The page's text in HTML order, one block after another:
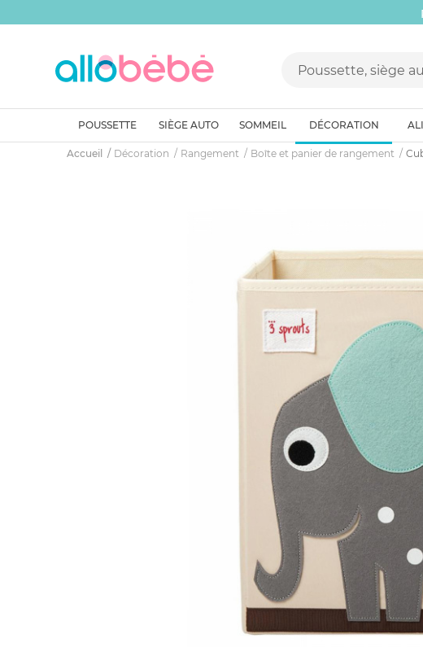
POUSSETTE SIÈGE AUTO SOMMEIL DÉCORATION
Accueil Décoration Rangement Boîte et panier de rangement